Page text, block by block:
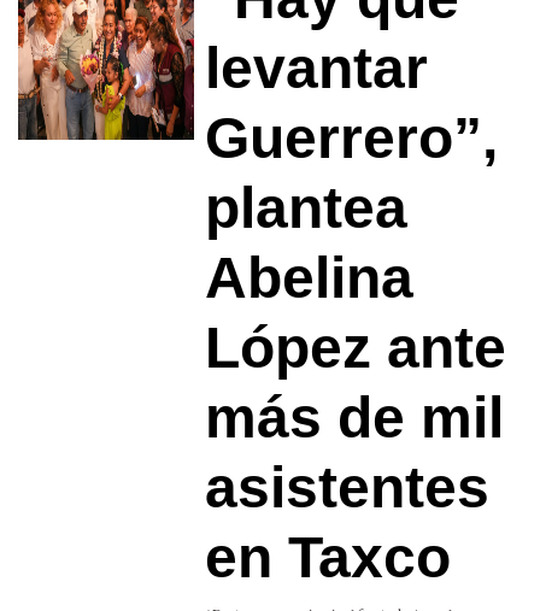
levantar
Guerrero”,
plantea
Abelina
López ante
más de mil
asistentes
en Taxco